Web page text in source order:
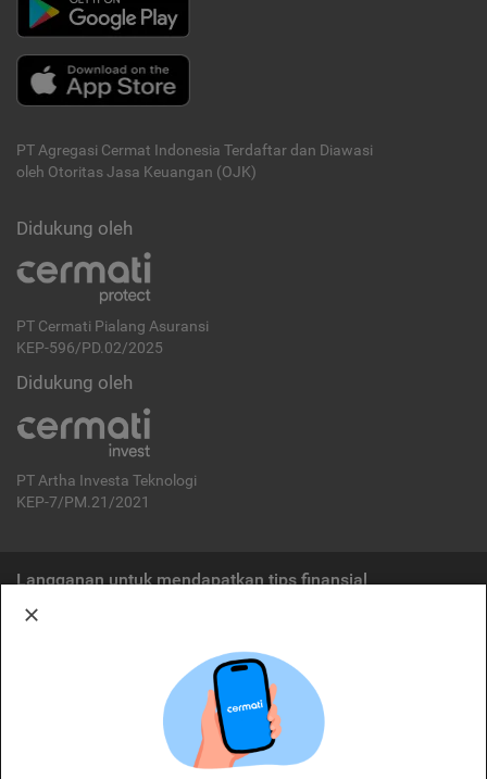
PT Agregasi Cermat Indonesia Terdaftar dan Diawasi
oleh Otoritas Jasa Keuangan (OJK)
Didukung oleh
PT Cermati Pialang Asuransi
KEP-596/PD.02/2025
Didukung oleh
PT Artha Investa Teknologi
KEP-7/PM.21/2021
Langganan untuk mendapatkan tips finansial
Cermati merupakan penyelenggara agregasi jasa keuangan yang terdaftar di
OJK. Oleh karena itu, produk dan/atau layanan jasa keuangan yang
ditawarkan bukan merupakan produk dan/atau layanan jasa keuangan yang
diterbitkan oleh Cermati dan Cermati tidak bertanggung jawab atas tuntutan